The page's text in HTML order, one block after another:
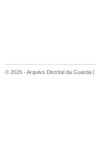
© 2026 - Arquivo Distrital da Guarda |